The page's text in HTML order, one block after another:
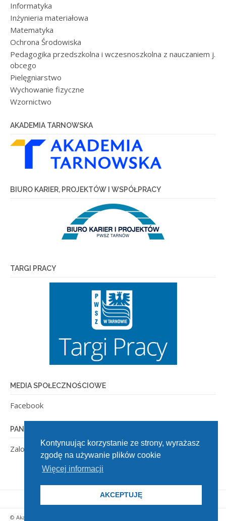
Informatyka
Inżynieria materiałowa
Matematyka
Ochrona Środowiska
Pedagogika przedszkolna i wczesnoszkolna z nauczaniem j.
obcego
Pielęgniarstwo
Wychowanie fizyczne
Wzornictwo
AKADEMIA TARNOWSKA
BIURO KARIER, PROJEKTÓW I WSPÓŁPRACY
TARGI PRACY
MEDIA SPOŁECZNOŚCIOWE
Facebook
PANEL ADMINISTRACYJNY
Zaloguj się
© Akademia Tarnowska
Kontynuując korzystanie ze strony, wyrażasz
zgodę na używanie plików cookie
Więcej informacji
AKCEPTUJĘ